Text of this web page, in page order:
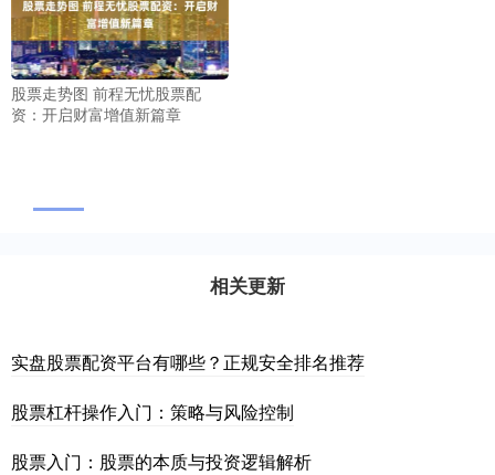
股票走势图 前程无忧股票配
资：开启财富增值新篇章
相关更新
实盘股票配资平台有哪些？正规安全排名推荐
股票杠杆操作入门：策略与风险控制
股票入门：股票的本质与投资逻辑解析